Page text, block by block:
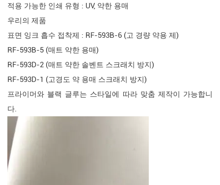
적용 가능한 인쇄 유형 : UV, 약한 용매
우리의 제품
표면 잉크 흡수 접착제 : RF-593B-6 (고 경량 약용 제)
RF-593B-5 (매트 약한 용매)
RF-593D-2 (매트 약한 솔벤트 스크래치 방지)
RF-593D-1 (고경도 약 용매 스크래치 방지)
프라이머와 블랙 글루는 스타일에 따라 맞춤 제작이 가능합니
다.